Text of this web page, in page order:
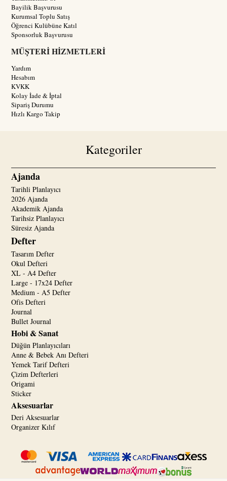
Bayilik Başvurusu
Kurumsal Toplu Satış
Öğrenci Kulübüne Katıl
Sponsorluk Başvurusu
MÜŞTERİ HİZMETLERİ
Yardım
Hesabım
KVKK
Kolay İade & İptal
Sipariş Durumu
Hızlı Kargo Takip
Kategoriler
Ajanda
Tarihli Planlayıcı
2026 Ajanda
Akademik Ajanda
Tarihsiz Planlayıcı
Süresiz Ajanda
Defter
Tasarım Defter
Okul Defteri
XL - A4 Defter
Large - 17x24 Defter
Medium - A5 Defter
Ofis Defteri
Journal
Bullet Journal
Hobi & Sanat
Düğün Planlayıcıları
Anne & Bebek Anı Defteri
Yemek Tarif Defteri
Çizim Defterleri
Origami
Sticker
Aksesuarlar
Deri Aksesuarlar
Organizer Kılıf